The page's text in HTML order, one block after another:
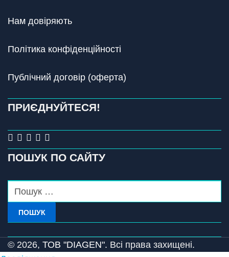
Нам довіряють
Політика конфіденційності
Публічний договір (оферта)
ПРИЄДНУЙТЕСЯ!
ПОШУК ПО САЙТУ
ПОШУК
© 2026, ТОВ "DIAGEN". Всі права захищені.